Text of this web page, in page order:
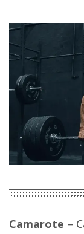
Camarote –